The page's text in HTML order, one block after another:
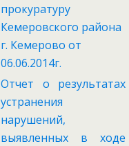
прокуратуру
Кемеровского района
г. Кемерово от
06.06.2014г.
Отчет о результатах
устранения
нарушений,
выявленных в ходе